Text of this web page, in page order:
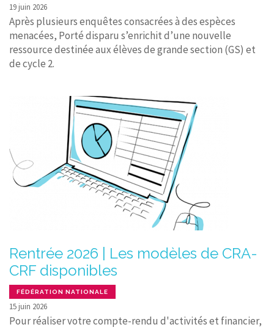
19 juin 2026
Après plusieurs enquêtes consacrées à des espèces
menacées, Porté disparu s’enrichit d’une nouvelle
ressource destinée aux élèves de grande section (GS) et
de cycle 2.
Rentrée 2026 | Les modèles de CRA-
CRF disponibles
FÉDÉRATION NATIONALE
15 juin 2026
Pour réaliser votre compte-rendu d'activités et financier,